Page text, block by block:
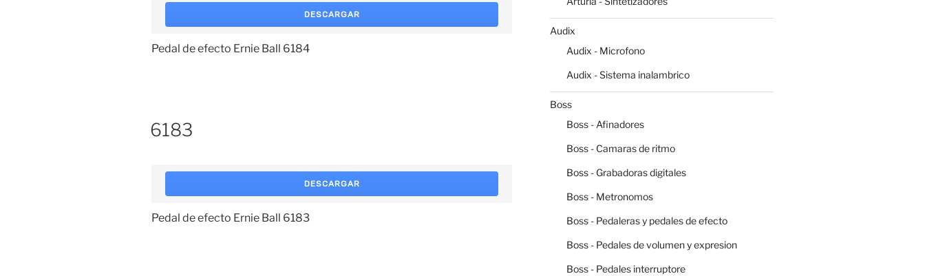
DESCARGAR
Pedal de efecto Ernie Ball 6184
6183
DESCARGAR
Pedal de efecto Ernie Ball 6183
Audix
Audix - Microfono
Audix - Sistema inalambrico
Boss
Boss - Afinadores
Boss - Camaras de ritmo
Boss - Grabadoras digitales
Boss - Metronomos
Boss - Pedaleras y pedales de efecto
Boss - Pedales de volumen y expresion
Boss - Pedales interruptore